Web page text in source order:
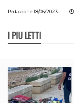
Redazione 18/06/2023
I PIÙ LETTI